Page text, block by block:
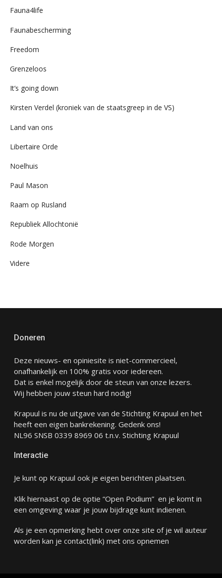
Fauna4life
Faunabescherming
Freedom
Grenzeloos
It’s going down
Kirsten Verdel (kroniek van de staatsgreep in de VS)
Land van ons
Libertaire Orde
Noelhuis
Paul Mason
Raam op Rusland
Republiek Allochtonië
Rode Morgen
Videre
Doneren
Deze nieuws- en opiniesite is niet-commercieel,
onafhankelijk en 100% gratis voor iedereen.
Dat is enkel mogelijk door de steun van onze lezers.
Wij hebben jouw steun hard nodig!
Krapuul is nu de uitgave van de Stichting Krapuul en het
heeft een eigen bankrekening. Gedenk ons!
NL96 SNSB 0339 8969 06 t.n.v. Stichting Krapuul
Interactie
Je kunt op Krapuul ook je eigen berichten plaatsen.
Klik hiernaast op de optie “Open Podium” en je komt in
een omgeving waar je jouw bijdrage kunt indienen.
Als je een opmerking hebt over onze site of je wil auteur
worden kan je contact(link) met ons opnemen